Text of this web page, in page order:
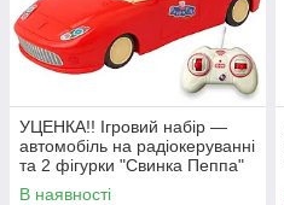
УЦЕНКА!! Ігровий набір —
автомобіль на радіокеруванні
та 2 фігурки "Свинка Пеппа"
(Peppa Pig) арт. 000-1
В наявності